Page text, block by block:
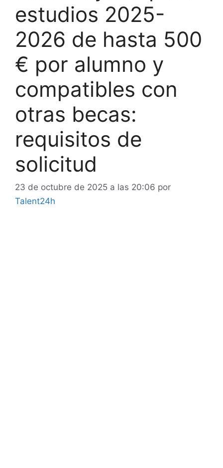
estudios 2025-
2026 de hasta 500
€ por alumno y
compatibles con
otras becas:
requisitos de
solicitud
23 de octubre de 2025 a las 20:06 por
Talent24h